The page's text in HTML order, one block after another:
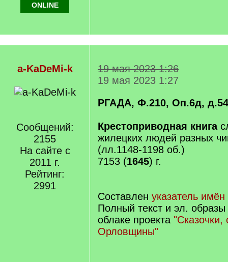
ONLINE
a-KaDeMi-k
Сообщений:
2155
На сайте с
2011 г.
Рейтинг:
2991
19 мая 2023 1:26
19 мая 2023 1:27
РГАДА, Ф.210, Оп.6д, д.54
Крестоприводная книга
жилецких людей разных
(лл.1148-1198 об.)
7153 (1645) г.
Составлен указатель имён
Полный текст и эл.
облаке проекта "Сказочки,
Орловщины"